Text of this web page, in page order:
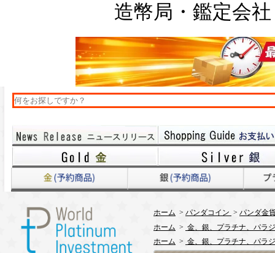
造幣局・鑑定会
ホーム > パンダコイン > パンダ金
ホーム > 金、銀、プラチナ、パラ
ホーム > 金、銀、プラチナ、パラ